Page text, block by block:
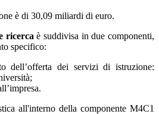
è di 30,09 miliardi di euro.
ricerca è suddivisa in due componenti,
specifico:
dell’offerta dei servizi di istruzione:
all'interno della componente M4C1